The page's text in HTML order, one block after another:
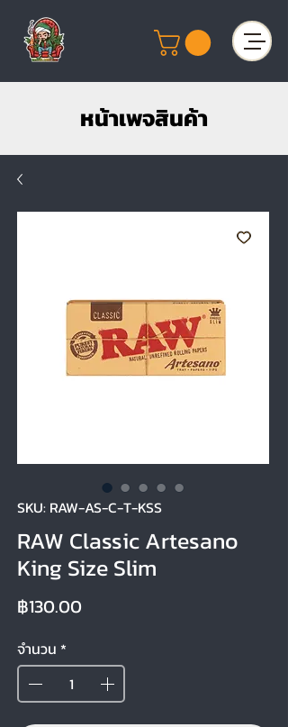
หน้าเพจสินค้า
SKU: RAW-AS-C-T-KSS
RAW Classic Artesano
King Size Slim
฿130.00ราคา
จำนวน *